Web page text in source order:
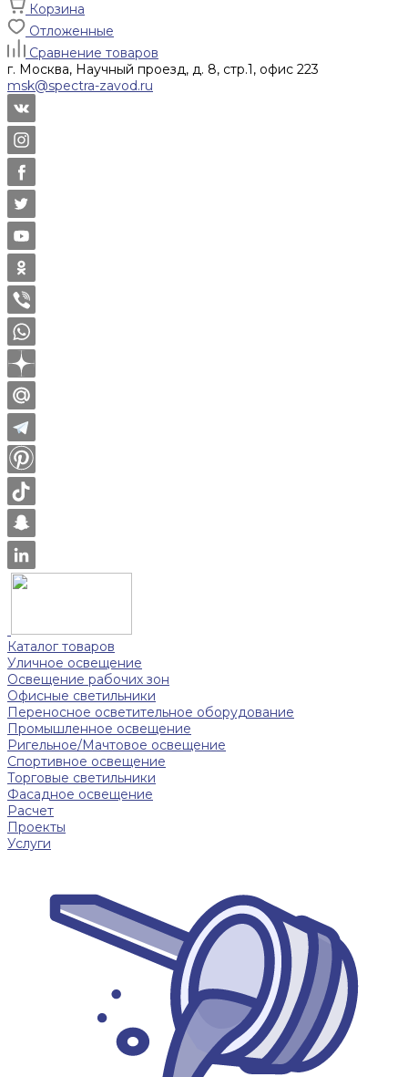
Корзина
Отложенные
Сравнение товаров
г. Москва, Научный проезд, д. 8, стр.1, офис 223
msk@spectra-zavod.ru
Каталог товаров
Уличное освещение
Освещение рабочих зон
Офисные светильники
Переносное осветительное оборудование
Промышленное освещение
Ригельное/Мачтовое освещение
Спортивное освещение
Торговые светильники
Фасадное освещение
Расчет
Проекты
Услуги